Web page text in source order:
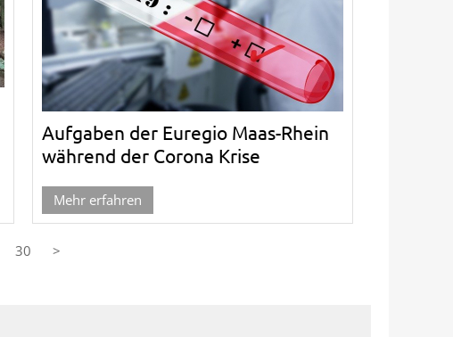
Aufgaben der Euregio Maas-Rhein
während der Corona Krise
Mehr erfahren
30 >